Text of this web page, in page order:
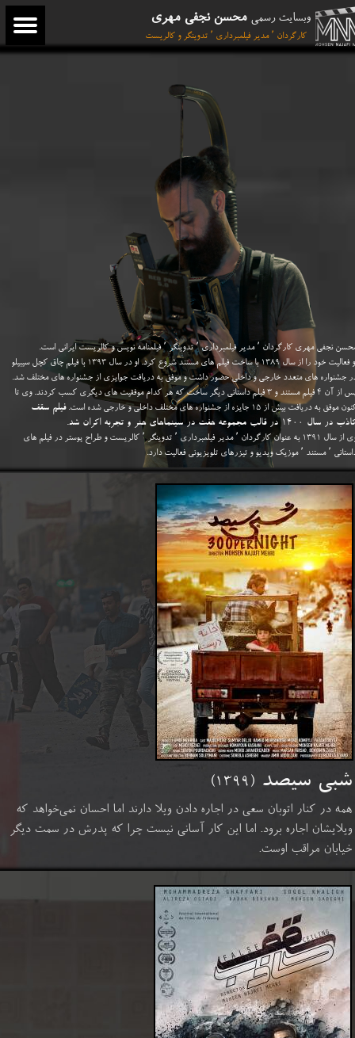
وبسایت رسمی محسن نجفی مهری
کارگردان ٬ مدیر فیلمبرداری ٬ تدوینگر و کالریست
نجفی مهری کارگردان ٬ مدیر فیلمبرداری ٬‌ تدوینگر ٬ فیلمنامه نویس و کالریست ایرانی است.
او فعالیت خود را از سال ۱۳۸۹ با ساخت فیلم های مستند شروع کرد. او در سال ۱۳۹۳ با فیلم چاق کچل سیبیلو
جشنواره های متعدد خارجی و داخلی حضور داشت و موفق به دریافت جوایزی از جشنواره های مختلف شد.
پس از آن ۴ فیلم مستند و ۳ فیلم داستانی دیگر ساخت که هر کدام موفقیت های دیگری کسب کردند. وی تا
موفق به دریافت بیش از ۱۵ جایزه از جشنواره های مختلف داخلی و خارجی شده است.
فیلم سقف
در سال ۱۴۰۰ در قالب مجموعه هفت در سینماهای هنر و تجربه اکران شد.
وی از سال ۱۳۹۱ به عنوان کارگردان ٬ مدیر فیلمبرداری ٬ تدوینگر ٬ کالریست و طراح پوستر در فیلم های
مستند ٬ موزیک ویدیو و تیزرهای تلویزیونی فعالیت دارد.
شبی سیصد (۱۳۹۹)
​​​​​​​همه در کنار اتوبان سعی در اجاره دادن ویلا دارند اما احسان نمی‌خواهد که
ویلایشان اجاره برود. اما این کار آسانی نیست چرا که پدرش در سمت دیگر
خیابان مراقب اوست.